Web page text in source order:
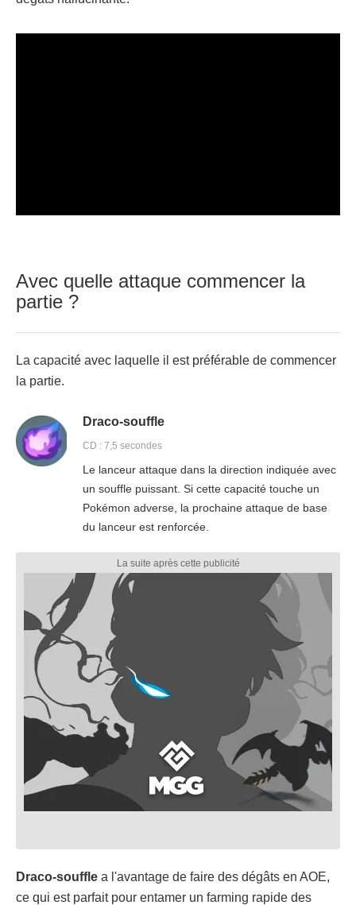
Avec quelle attaque commencer la
partie ?
La capacité avec laquelle il est préférable de commencer
la partie.
Draco-souffle
CD : 7,5 secondes
Le lanceur attaque dans la direction indiquée avec
un souffle puissant. Si cette capacité touche un
Pokémon adverse, la prochaine attaque de base
du lanceur est renforcée.
Draco-souffle a l'avantage de faire des dégâts en AOE,
ce qui est parfait pour entamer un farming rapide des